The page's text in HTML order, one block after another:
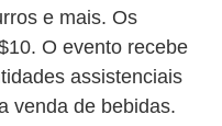
e mais. Os
O evento recebe
assistenciais
venda de bebidas.